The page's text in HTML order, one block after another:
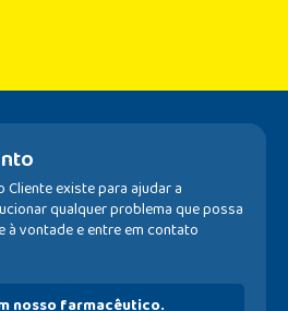
existe para ajudar a
qualquer problema que possa
à vontade e entre em contato
nosso farmacêutico.